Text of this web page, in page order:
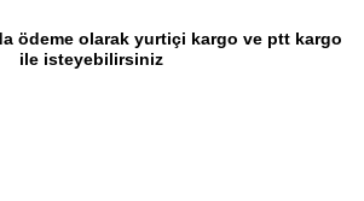
ödeme olarak yurtiçi kargo ve ptt kargo
ile isteyebilirsiniz